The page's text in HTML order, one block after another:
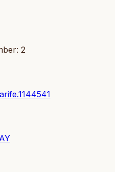
2